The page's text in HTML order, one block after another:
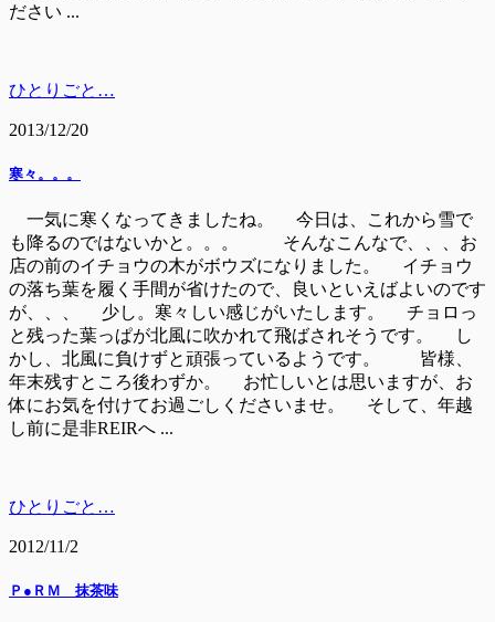
ださい ...
ひとりごと…
2013/12/20
寒々。。。
一気に寒くなってきましたね。 今日は、これから雪で
も降るのではないかと。。。 そんなこんなで、、、お
店の前のイチョウの木がボウズになりました。 イチョウ
の落ち葉を履く手間が省けたので、良いといえばよいのです
が、、、 少し。寒々しい感じがいたします。 チョロっ
と残った葉っぱが北風に吹かれて飛ばされそうです。 し
かし、北風に負けずと頑張っているようです。 皆様、
年末残すところ後わずか。 お忙しいとは思いますが、お
体にお気を付けてお過ごしくださいませ。 そして、年越
し前に是非REIRへ ...
ひとりごと…
2012/11/2
Ｐ●ＲＭ 抹茶味